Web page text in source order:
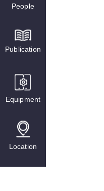
People
Publication
Equipment
Location